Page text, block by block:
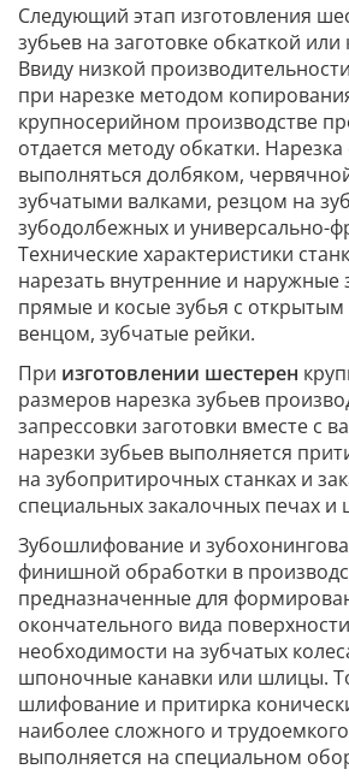
Следующий этап изготовления
зубьев на заготовке обкаткой
Ввиду низкой
при нарезке методом
крупносерийном производстве
отдается методу обкатки.
выполняться долбяком,
зубчатыми валками, резцом на
зубодолбежных и универсально-
Технические характеристики
нарезать внутренние и наружные
прямые и косые зубья с
венцом, зубчатые рейки.
При изготовлении шестерен
размеров нарезка зубьев
запрессовки заготовки вместе с
нарезки зубьев выполняется
на зубопритирочных станках и
специальных закалочных печах и
Зубошлифование и
финишной обработки в
предназначенные для
окончательного вида
необходимости на зубчатых
шпоночные канавки или шлицы.
шлифование и притирка
наиболее сложного и
выполняется на специальном